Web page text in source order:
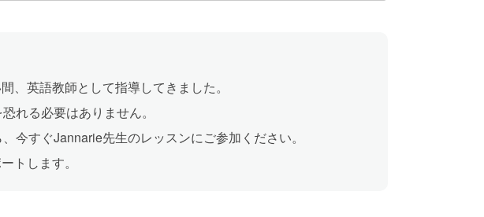
、英語教師として指導してきました。
れる必要はありません。
今すぐJannarie先生のレッスンにご参加ください。
トします。